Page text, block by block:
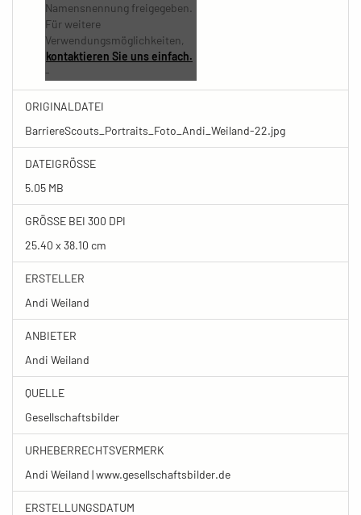
Namensnennung freigegeben.
Für weitere
Verwendungsmöglichkeiten,
kontaktieren Sie uns einfach.
-
ORIGINALDATEI
BarriereScouts_Portraits_Foto_Andi_Weiland-22.jpg
DATEIGRÖSSE
5.05 MB
GRÖSSE BEI 300 DPI
25.40 x 38.10 cm
ERSTELLER
Andi Weiland
ANBIETER
Andi Weiland
QUELLE
Gesellschaftsbilder
URHEBERRECHTSVERMERK
Andi Weiland | www.gesellschaftsbilder.de
ERSTELLUNGSDATUM